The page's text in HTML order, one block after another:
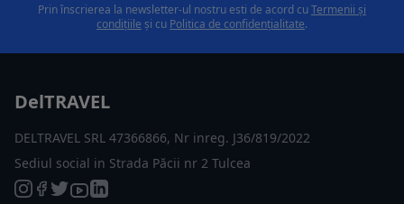
Prin înscrierea la newsletter-ul nostru esti de acord cuTermenii și
condițiile și cu Politica de confidențialitate.
DelTRAVEL
DELTRAVEL SRL 47366866, Nr inreg. J36/819/2022
Sediul social in Strada Păcii nr 2 Tulcea